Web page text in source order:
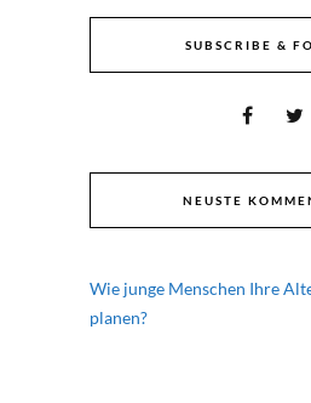
SUBSCRIBE &
NEUSTE
Wie junge Menschen Ihre
planen?